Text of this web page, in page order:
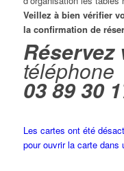
Veillez à bien vérifier
la confirmation de
Réservez
téléphone
03 89 30
Les cartes ont été
pour ouvrir la carte dans